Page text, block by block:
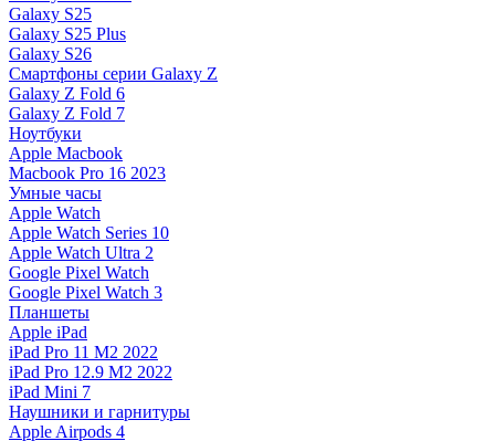
Galaxy S25
Galaxy S25 Plus
Galaxy S26
Смартфоны серии Galaxy Z
Galaxy Z Fold 6
Galaxy Z Fold 7
Ноутбуки
Apple Macbook
Macbook Pro 16 2023
Умные часы
Apple Watch
Apple Watch Series 10
Apple Watch Ultra 2
Google Pixel Watch
Google Pixel Watch 3
Планшеты
Apple iPad
iPad Pro 11 M2 2022
iPad Pro 12.9 M2 2022
iPad Mini 7
Наушники и гарнитуры
Apple Airpods 4